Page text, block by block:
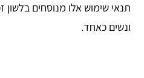
תנאי שימוש אלו מנוסחים בלשון
ונשים כאחד.